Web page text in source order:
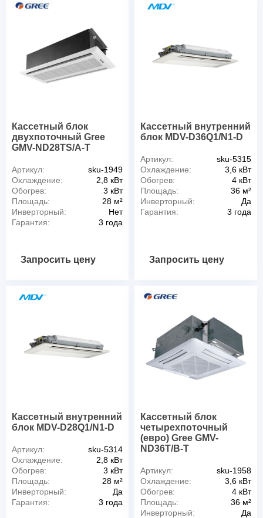
Кассетный блок
двухпоточный Gree
GMV-ND28TS/A-T
Артикул:
sku-1949
Охлаждение:
2,8 кВт
Обогрев:
3 кВт
Площадь:
28 м²
Инверторный:
Нет
Гарантия:
3 года
Запросить цену
Кассетный внутренний
блок MDV-D36Q1/N1-D
Артикул:
sku-5315
Охлаждение:
3,6 кВт
Обогрев:
4 кВт
Площадь:
36 м²
Инверторный:
Да
Гарантия:
3 года
Запросить цену
Кассетный внутренний
блок MDV-D28Q1/N1-D
Артикул:
sku-5314
Охлаждение:
2,8 кВт
Обогрев:
3 кВт
Площадь:
28 м²
Инверторный:
Да
Гарантия:
3 года
Кассетный блок
четырехпоточный
(евро) Gree GMV-
ND36T/B-T
Артикул:
sku-1958
Охлаждение:
3,6 кВт
Обогрев:
4 кВт
Площадь:
36 м²
Инверторный:
Да